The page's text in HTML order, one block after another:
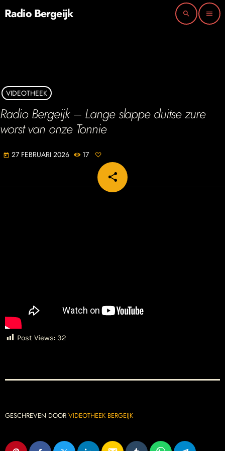
Radio Bergeijk search menu
VIDEOTHEEK
Radio Bergeijk – Lange slappe duitse zure
worst van onze Tonnie
today 27 FEBRUARI 2026 17
share
email
Post Views: 32
GESCHREVEN DOOR VIDEOTHEEK BERGEIJK